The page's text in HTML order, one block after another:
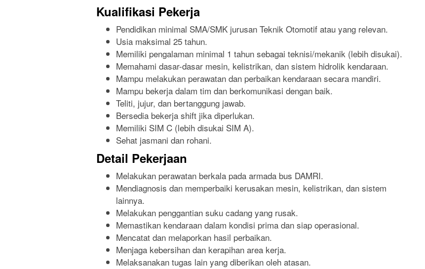
Kualifikasi Pekerja
Pendidikan minimal SMA/SMK jurusan Teknik Otomotif atau yang relevan.
Usia maksimal 25 tahun.
Memiliki pengalaman minimal 1 tahun sebagai teknisi/mekanik (lebih disukai).
Memahami dasar-dasar mesin, kelistrikan, dan sistem hidrolik kendaraan.
Mampu melakukan perawatan dan perbaikan kendaraan secara mandiri.
Mampu bekerja dalam tim dan berkomunikasi dengan baik.
Teliti, jujur, dan bertanggung jawab.
Bersedia bekerja shift jika diperlukan.
Memiliki SIM C (lebih disukai SIM A).
Sehat jasmani dan rohani.
Detail Pekerjaan
Melakukan perawatan berkala pada armada bus DAMRI.
Mendiagnosis dan memperbaiki kerusakan mesin, kelistrikan, dan sistem
lainnya.
Melakukan penggantian suku cadang yang rusak.
Memastikan kendaraan dalam kondisi prima dan siap operasional.
Mencatat dan melaporkan hasil perbaikan.
Menjaga kebersihan dan kerapihan area kerja.
Melaksanakan tugas lain yang diberikan oleh atasan.